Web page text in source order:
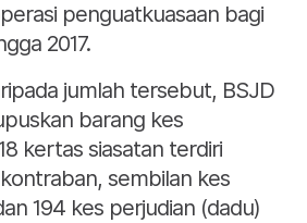
penguatkuasaan bagi
2017.
jumlah tersebut, BSJD
barang kes
kertas siasatan terdiri
sembilan kes
194 kes perjudian (dadu)